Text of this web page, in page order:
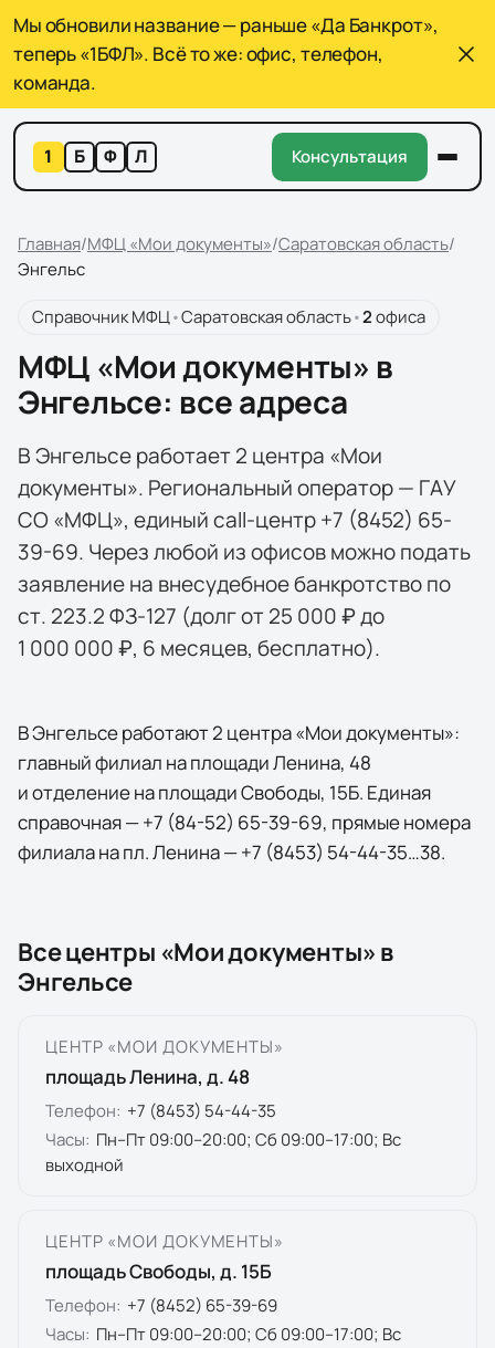
Мы обновили название — раньше «Да Банкрот»,
теперь «1БФЛ». Всё то же: офис, телефон,
команда.
1 Б Ф Л Консультация
Главная/МФЦ «Мои документы»/Саратовская область/
Энгельс
Справочник МФЦ•Саратовская область•2офиса
МФЦ «Мои документы» в
Энгельсе: все адреса
В Энгельсе работает 2 центра «Мои
документы». Региональный оператор — ГАУ
СО «МФЦ», единый call-центр +7 (8452) 65-
39-69. Через любой из офисов можно подать
заявление на внесудебное банкротство по
ст. 223.2 ФЗ-127 (долг от 25 000 ₽ до
1 000 000 ₽, 6 месяцев, бесплатно).
В Энгельсе работают 2 центра «Мои документы»:
главный филиал на площади Ленина, 48
и отделение на площади Свободы, 15Б. Единая
справочная — +7 (84-52) 65-39-69, прямые номера
филиала на пл. Ленина — +7 (8453) 54-44-35…38.
Все центры «Мои документы» в
Энгельсе
ЦЕНТР «МОИ ДОКУМЕНТЫ»
площадь Ленина, д. 48
Телефон: +7 (8453) 54-44-35
Часы: Пн–Пт 09:00–20:00; Сб 09:00–17:00; Вс
выходной
ЦЕНТР «МОИ ДОКУМЕНТЫ»
площадь Свободы, д. 15Б
Телефон: +7 (8452) 65-39-69
Часы: Пн–Пт 09:00–20:00; Сб 09:00–17:00; Вс